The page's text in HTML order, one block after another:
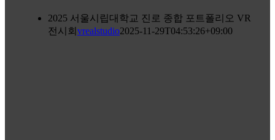
2025 서울시립대학교 진로 종합 포트폴리오 VR
전시회 vrealstudio2025-11-29T04:53:26+09:00